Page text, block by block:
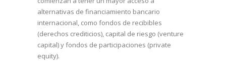
alternativas de financiamiento bancario
internacional, como fondos de recibibles
(derechos crediticios), capital de riesgo (venture
capital) y fondos de participaciones (private
equity).